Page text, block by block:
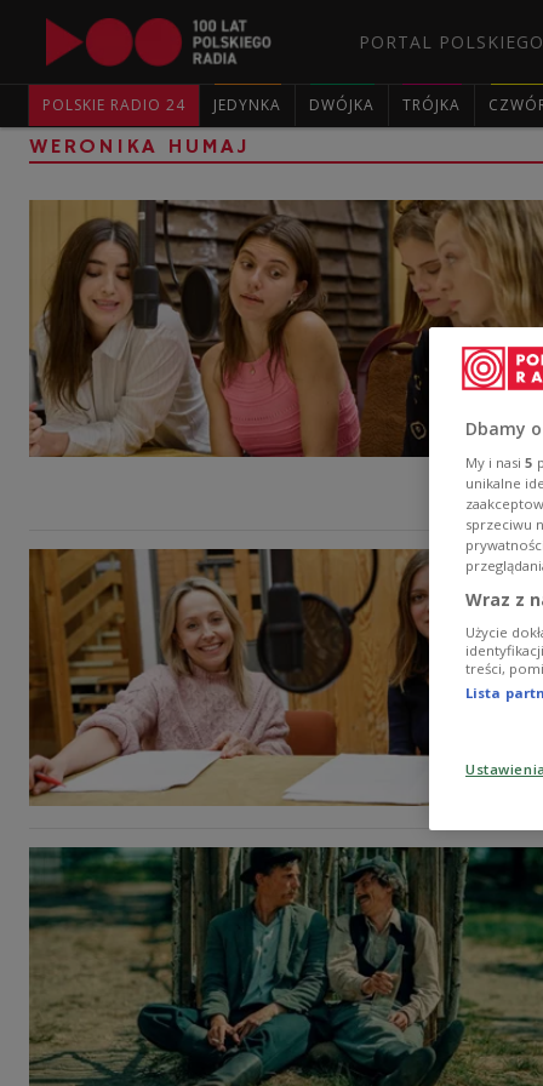
PORTAL
POLSKIE RADIO 24 JEDYNKA DWÓJKA TRÓJKA
WERONIKA HUMAJ
Dbamy
My i nasi 5
unikalne
sprzeciwu
Wraz z
Użycie
treści,
Lista